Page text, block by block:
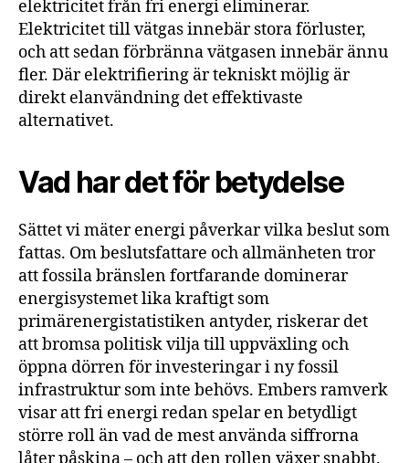
elektricitet från fri energi eliminerar.
Elektricitet till vätgas innebär stora förluster,
och att sedan förbränna vätgasen innebär ännu
fler. Där elektrifiering är tekniskt möjlig är
direkt elanvändning det effektivaste
alternativet.
Vad har det för betydelse
Sättet vi mäter energi påverkar vilka beslut som
fattas. Om beslutsfattare och allmänheten tror
att fossila bränslen fortfarande dominerar
energisystemet lika kraftigt som
primärenergistatistiken antyder, riskerar det
att bromsa politisk vilja till uppväxling och
öppna dörren för investeringar i ny fossil
infrastruktur som inte behövs. Embers ramverk
visar att fri energi redan spelar en betydligt
större roll än vad de mest använda siffrorna